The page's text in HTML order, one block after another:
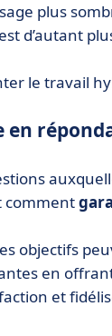
plus
d’autant
le travail
comment
objectifs
en
et